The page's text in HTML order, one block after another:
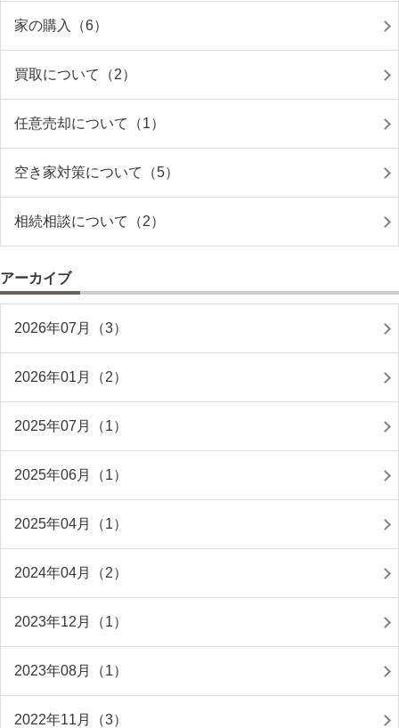
家の購入（6）
買取について（2）
任意売却について（1）
空き家対策について（5）
相続相談について（2）
アーカイブ
2026年07月（3）
2026年01月（2）
2025年07月（1）
2025年06月（1）
2025年04月（1）
2024年04月（2）
2023年12月（1）
2023年08月（1）
2022年11月（3）